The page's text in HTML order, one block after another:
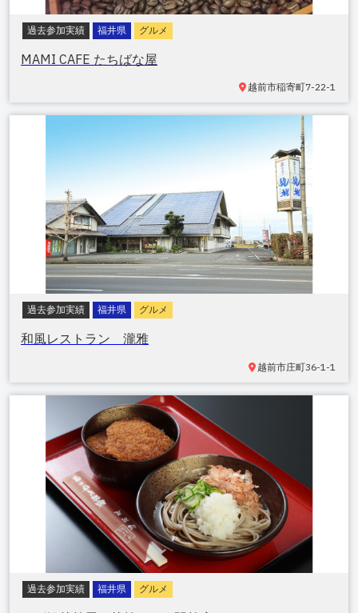
過去参加実績 福井県 グルメ
MAMI CAFE たちばな屋
越前市稲寄町7-22-1
過去参加実績 福井県 グルメ
和風レストラン 瀧雅
越前市庄町36-1-1
過去参加実績 福井県 グルメ